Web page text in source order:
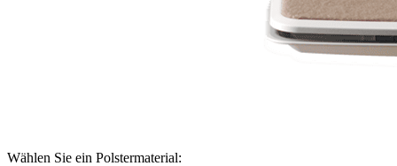
Wählen Sie ein Polstermaterial: